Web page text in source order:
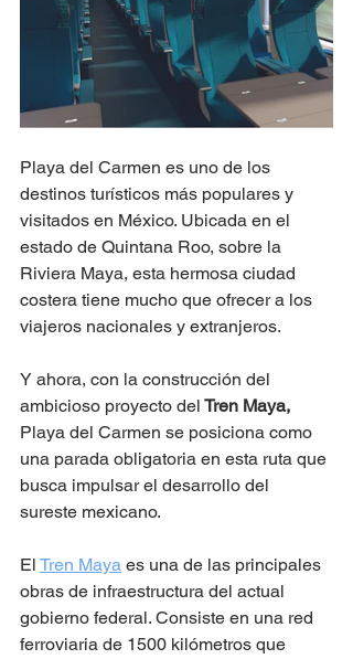
Playa del Carmen es uno de los
destinos turísticos más populares y
visitados en México. Ubicada en el
estado de Quintana Roo, sobre la
Riviera Maya, esta hermosa ciudad
costera tiene mucho que ofrecer a los
viajeros nacionales y extranjeros.
Y ahora, con la construcción del
ambicioso proyecto del Tren Maya,
Playa del Carmen se posiciona como
una parada obligatoria en esta ruta que
busca impulsar el desarrollo del
sureste mexicano.
El Tren Maya es una de las principales
obras de infraestructura del actual
gobierno federal. Consiste en una red
ferroviaria de 1500 kilómetros que